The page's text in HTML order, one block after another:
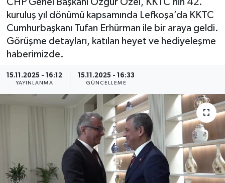
kuruluş yıl dönümü kapsamında Lefkoşa’da KKTC
Cumhurbaşkanı Tufan Erhürman ile bir araya geldi.
Görüşme detayları, katılan heyet ve hediyeleşme
haberimizde.
15.11.2025 - 16:12
YAYINLANMA
15.11.2025 - 16:33
GÜNCELLEME